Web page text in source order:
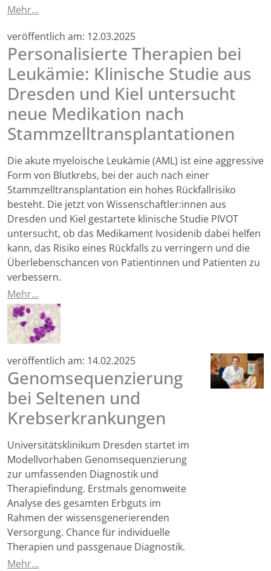
Mehr…
veröffentlich am: 12.03.2025
Personalisierte Therapien bei
Leukämie: Klinische Studie aus
Dresden und Kiel untersucht
neue Medikation nach
Stammzelltransplantationen
Die akute myeloische Leukämie (AML) ist eine aggressive
Form von Blutkrebs, bei der auch nach einer
Stammzelltransplantation ein hohes Rückfallrisiko
besteht. Die jetzt von Wissenschaftler:innen aus
Dresden und Kiel gestartete klinische Studie PIVOT
untersucht, ob das Medikament Ivosidenib dabei helfen
kann, das Risiko eines Rückfalls zu verringern und die
Überlebenschancen von Patientinnen und Patienten zu
verbessern.
Mehr…
veröffentlich am: 14.02.2025
Genomsequenzierung
bei Seltenen und
Krebserkrankungen
Universitätsklinikum Dresden startet im
Modellvorhaben Genomsequenzierung
zur umfassenden Diagnostik und
Therapiefindung. Erstmals genomweite
Analyse des gesamten Erbguts im
Rahmen der wissensgenerierenden
Versorgung. Chance für individuelle
Therapien und passgenaue Diagnostik.
Mehr…